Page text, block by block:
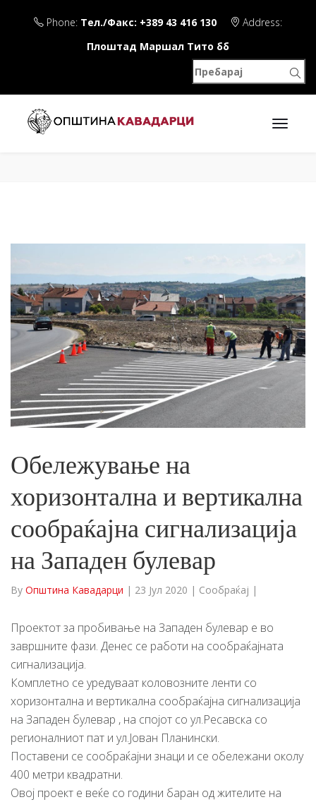
Phone: Тел./Факс: +389 43 416 130
Address:
Плоштад Маршал Тито бб
Обележување на
хоризонтална и вертикална
сообраќајна сигнализација
на Западен булевар
By Општина Кавадарци | 23 Јул 2020 | Сообраќај |
Проектот за пробивање на Западен булевар е во
завршните фази. Денес се работи на сообраќајната
сигнализација.
Комплетно се уредуваат коловозните ленти со
хоризонтална и вертикална сообраќајна сигнализација
на Западен булевар , на спојот со ул.Ресавска со
регионалниот пат и ул.Јован Планински.
Поставени се сообраќајни знаци и се обележани околу
400 метри квадратни.
Овој проект е веќе со години баран од жителите на